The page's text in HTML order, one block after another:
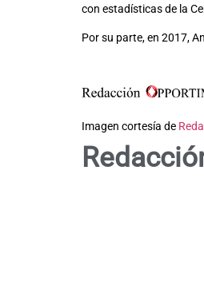
con estadísticas de la
Por su parte, en 2017,
Imagen cortesía de